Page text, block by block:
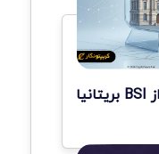
گواهینامه ISO BNB Chain از BSI بریتانیا